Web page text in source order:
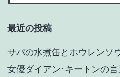
最近の投稿
サバの水煮缶とホウレンソ
女優ダイアン･キートンの言